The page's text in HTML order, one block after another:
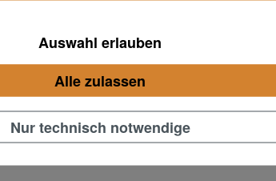
Du hast
mit und
Auswahl erlauben
Alle zulassen
Nur technisch notwendige